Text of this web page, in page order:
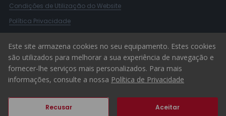
Condições de Utilização do Website
Política Privacidade
Canal de Denúncias
© 2026 ERA Portugal
Este site armazena cookies no seu equipamento. Estes cookies
são utilizados para melhorar a sua experiência de navegação e
fornecer-lhe serviços mais personalizados. Para mais
informações, consulte a nossa Política de Privacidade
Recusar Aceitar